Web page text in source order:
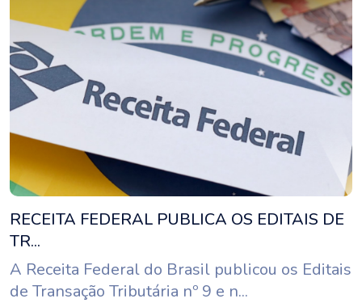
RECEITA FEDERAL PUBLICA OS EDITAIS DE
TR...
A Receita Federal do Brasil publicou os Editais
de Transação Tributária nº 9 e n...